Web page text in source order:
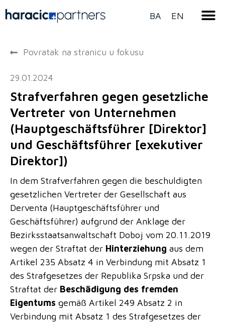
BA EN
Povratak na stranicu u fokusu
29.01.2024
Strafverfahren gegen gesetzliche
Vertreter von Unternehmen
(Hauptgeschäftsführer [Direktor]
und Geschäftsführer [exekutiver
Direktor])
In dem Strafverfahren gegen die beschuldigten
gesetzlichen Vertreter der Gesellschaft aus
Derventa (Hauptgeschäftsführer und
Geschäftsführer) aufgrund der Anklage der
Bezirksstaatsanwaltschaft Doboj vom 20.11.2019
wegen der Straftat der Hinterziehung aus dem
Artikel 235 Absatz 4 in Verbindung mit Absatz 1
des Strafgesetzes der Republika Srpska und der
Straftat der Beschädigung des fremden
Eigentums gemäß Artikel 249 Absatz 2 in
Verbindung mit Absatz 1 des Strafgesetzes der